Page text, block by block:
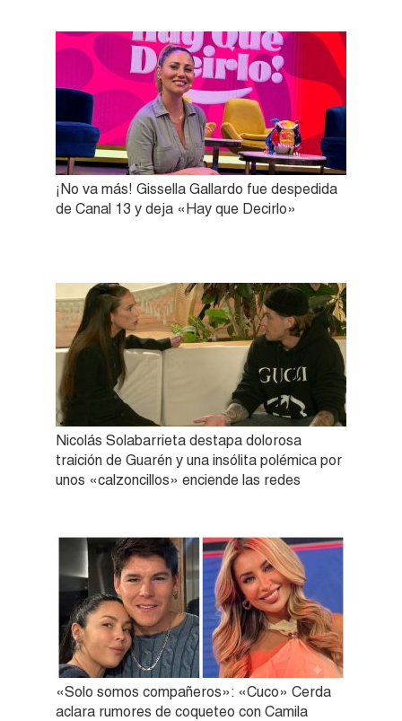
¡No va más! Gissella Gallardo fue despedida
de Canal 13 y deja «Hay que Decirlo»
Nicolás Solabarrieta destapa dolorosa
traición de Guarén y una insólita polémica por
unos «calzoncillos» enciende las redes
«Solo somos compañeros»: «Cuco» Cerda
aclara rumores de coqueteo con Camila